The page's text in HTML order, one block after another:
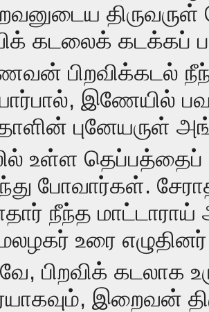
கடலைக் கடக்கப்
பிறவிக்கடல்
இணேயில்
புனேயருள்
உள்ள
போவார்கள்.
நீந்த
உரை
பிறவிக் கடலாக
இறைவன்